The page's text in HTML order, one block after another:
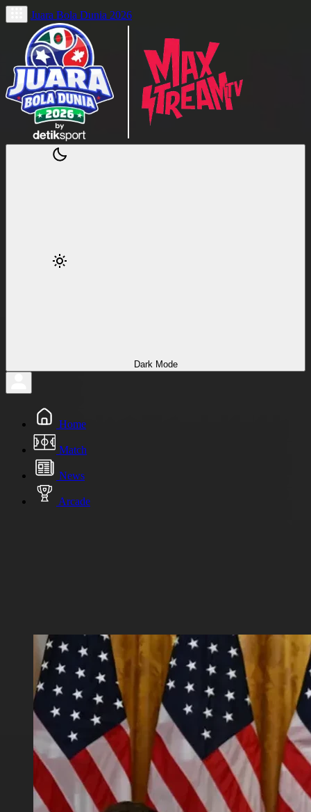
Juara Bola Dunia 2026
Dark Mode
Home
Match
News
Arcade